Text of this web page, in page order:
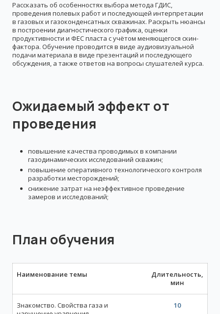
Рассказать об особенностях выбора метода ГДИС,
проведения полевых работ и последующей интерпретации
в газовых и газоконденсатных скважинах. Раскрыть нюансы
в построении диагностического графика, оценки
продуктивности и ФЕС пласта с учётом меняющегося скин-
фактора. Обучение проводится в виде аудиовизуальной
подачи материала в виде презентаций и последующего
обсуждения, а также ответов на вопросы слушателей курса.
Ожидаемый эффект от
проведения
повышение качества проводимых в компании
газодинамических исследований скважин;
повышение оперативного технологического контроля
разработки месторождений;
снижение затрат на неэффективное проведение
замеров и исследований;
План обучения
Наименование темы
Длительность,
мин
Знакомство. Свойства газа и
10